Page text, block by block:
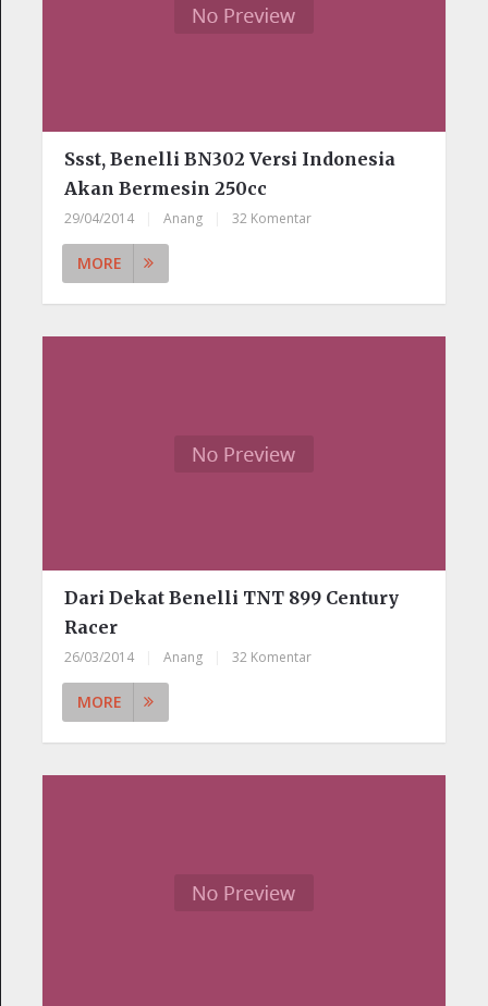
Ssst, Benelli BN302 Versi Indonesia
Akan Bermesin 250cc
29/04/2014 Anang 32 Komentar
MORE
Dari Dekat Benelli TNT 899 Century
Racer
26/03/2014 Anang 32 Komentar
MORE